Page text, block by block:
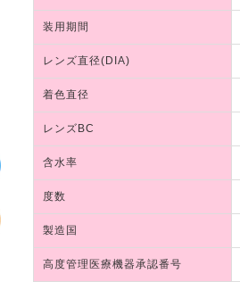
装用期間
レンズ直径(DIA)
着色直径
レンズBC
含水率
度数
製造国
高度管理医療機器承認番号